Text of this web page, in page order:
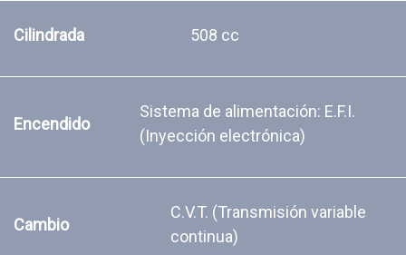
Cilindrada 508 cc
Encendido
Sistema de alimentación: E.F.I.
(Inyección electrónica)
Cambio
C.V.T. (Transmisión variable
continua)